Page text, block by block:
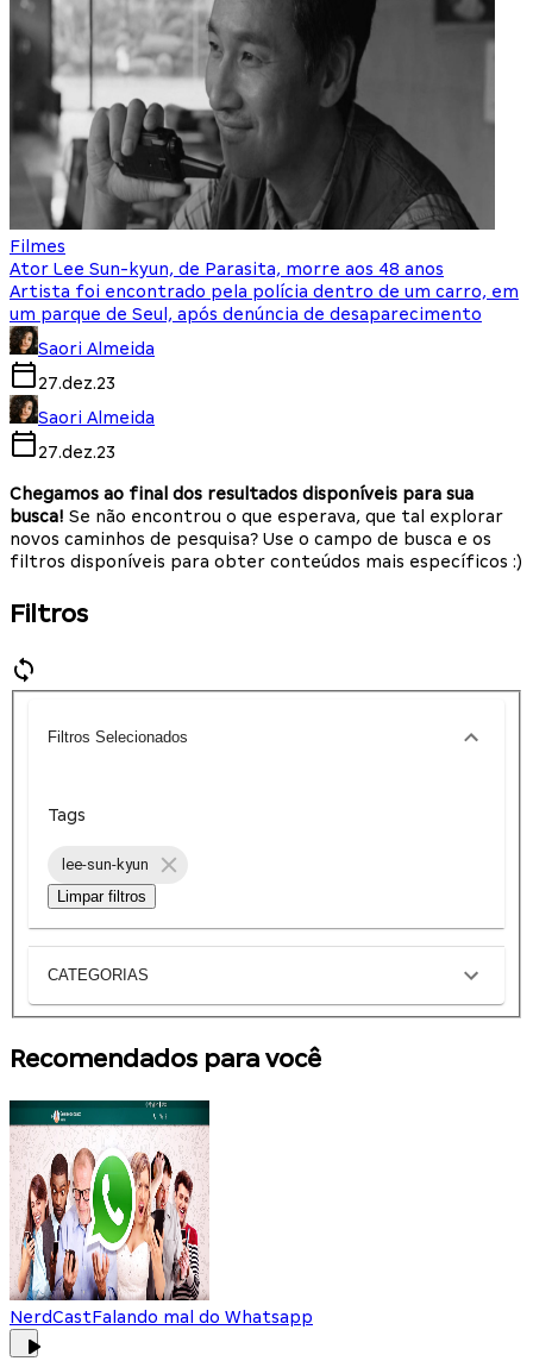
Filmes
Ator Lee Sun-kyun, de Parasita, morre aos 48 anos
Artista foi encontrado pela polícia dentro de um carro, em
um parque de Seul, após denúncia de desaparecimento
Saori Almeida
27.dez.23
Saori Almeida
27.dez.23
Chegamos ao final dos resultados disponíveis para sua
busca! Se não encontrou o que esperava, que tal explorar
novos caminhos de pesquisa? Use o campo de busca e os
filtros disponíveis para obter conteúdos mais específicos :)
Filtros
Filtros Selecionados
Tags
lee-sun-kyun
Limpar filtros
CATEGORIAS
Recomendados para você
NerdCastFalando mal do Whatsapp